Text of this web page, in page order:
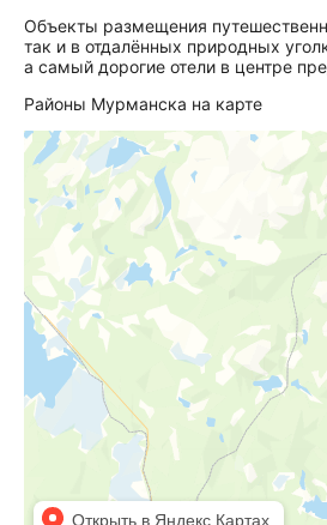
Объекты размещения
так и в отдалённых природных
а самый дорогие отели в центре
Районы Мурманска на карте